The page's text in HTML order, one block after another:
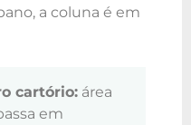
a coluna é em
cartório: área
em